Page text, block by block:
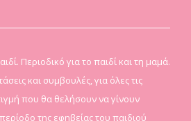
Περιοδικό για το παιδί και τη μαμά.
και συμβουλές, για όλες τις
που θα θελήσουν να γίνουν
της εφηβείας του παιδιού